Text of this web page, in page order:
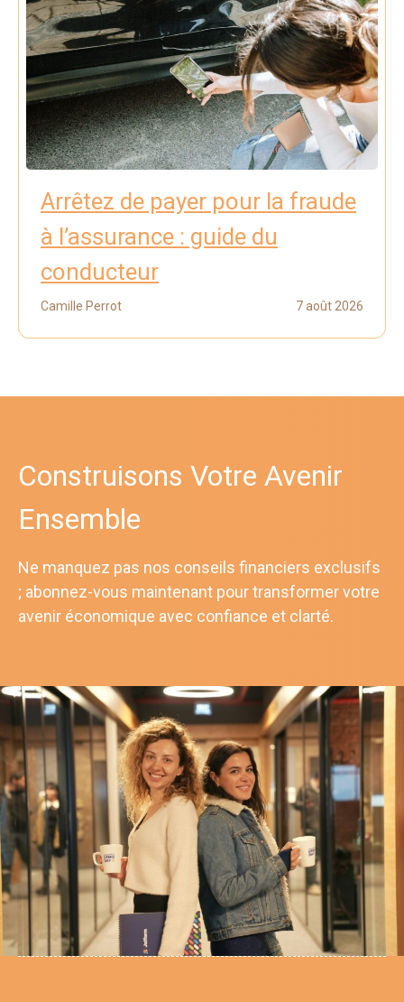
Arrêtez de payer pour la fraude
à l’assurance : guide du
conducteur
Camille Perrot 7 août 2026
Construisons Votre Avenir
Ensemble
Ne manquez pas nos conseils financiers exclusifs
; abonnez-vous maintenant pour transformer votre
avenir économique avec confiance et clarté.